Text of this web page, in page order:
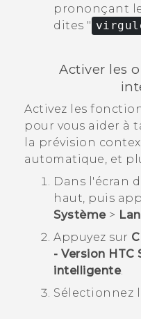
prononçant
dites "‍
Activer les
Activez les
pour vous aider à
la prévision
automatique, et
Dans l'écran d'
haut, puis
Système>
Appuyez sur
- Version HTC
intelligente.
Sélectionnez